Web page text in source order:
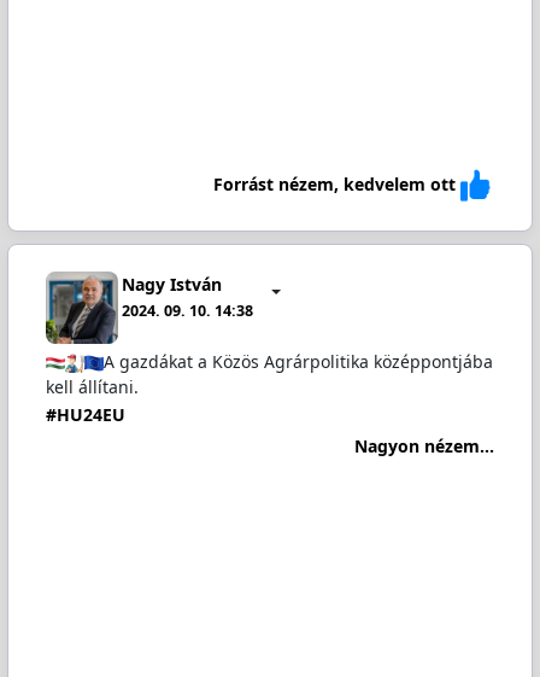
Forrást nézem, kedvelem ott
Nagy István
2024. 09. 10. 14:38
A gazdákat a Közös Agrárpolitika középpontjába
kell állítani.
#HU24EU
Nagyon nézem...